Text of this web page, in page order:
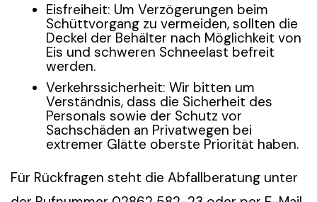
Eisfreiheit: Um Verzögerungen beim
Schüttvorgang zu vermeiden, sollten die
Deckel der Behälter nach Möglichkeit von
Eis und schweren Schneelast befreit
werden.
Verkehrssicherheit: Wir bitten um
Verständnis, dass die Sicherheit des
Personals sowie der Schutz vor
Sachschäden an Privatwegen bei
extremer Glätte oberste Priorität haben.
Für Rückfragen steht die Abfallberatung unter